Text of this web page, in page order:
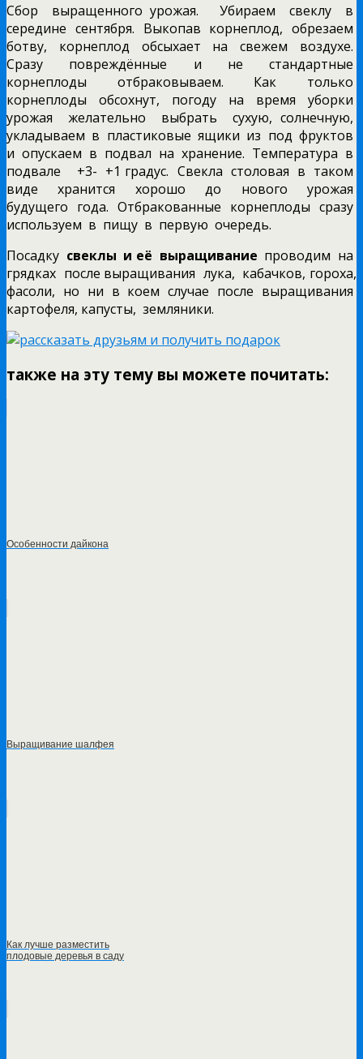
Сбор выращенного урожая. Убираем свеклу в
середине сентября. Выкопав корнеплод, обрезаем
ботву, корнеплод обсыхает на свежем воздухе.
Сразу повреждённые и не стандартные
корнеплоды отбраковываем. Как только
корнеплоды обсохнут, погоду на время уборки
урожая желательно выбрать сухую, солнечную,
укладываем в пластиковые ящики из под фруктов
и опускаем в подвал на хранение. Температура в
подвале +3- +1 градус. Свекла столовая в таком
виде хранится хорошо до нового урожая
будущего года. Отбракованные корнеплоды сразу
используем в пищу в первую очередь.
Посадку свеклы и её выращивание проводим на
грядках после выращивания лука, кабачков, гороха,
фасоли, но ни в коем случае после выращивания
картофеля, капусты, земляники.
также на эту тему вы можете почитать:
Особенности дайкона
Выращивание шалфея
Как лучше разместить
плодовые деревья в саду